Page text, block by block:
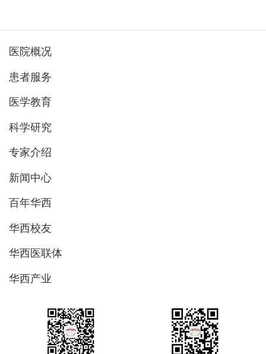
医院概况
患者服务
医学教育
科学研究
专家介绍
新闻中心
百年华西
华西校友
华西医联体
华西产业